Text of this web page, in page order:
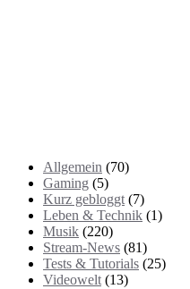
Allgemein (70)
Gaming (5)
Kurz gebloggt (7)
Leben & Technik (1)
Musik (220)
Stream-News (81)
Tests & Tutorials (25)
Videowelt (13)